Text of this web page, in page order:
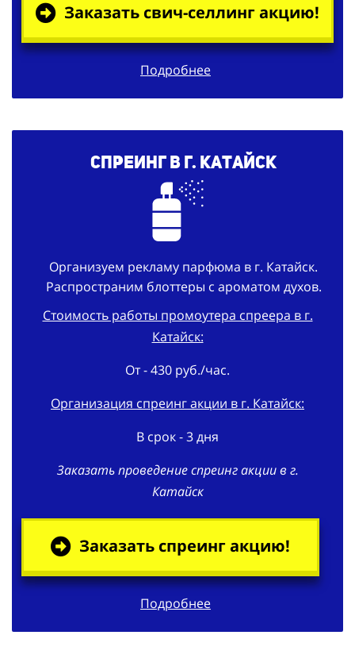
Заказать свич-селлинг акцию!
Подробнее
Спреинг в г. Катайск
Организуем рекламу парфюма в г. Катайск.
Распространим блоттеры с ароматом духов.
Стоимость работы промоутера спреера в г.
Катайск:
От - 430 руб./час.
Организация спреинг акции в г. Катайск:
В срок - 3 дня
Заказать проведение спреинг акции в г.
Катайск
Заказать спреинг акцию!
Подробнее